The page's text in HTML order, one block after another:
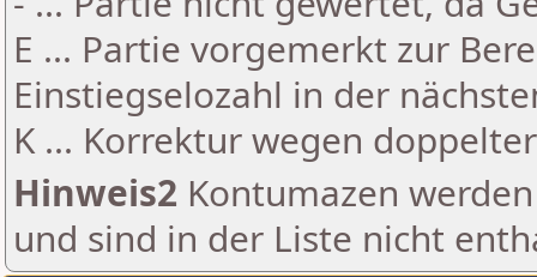
E ... Partie vorgemerkt zur
Einstiegselozahl in der
K ... Korrektur wegen
Hinweis2 Kontumazen
und sind in der Liste nicht